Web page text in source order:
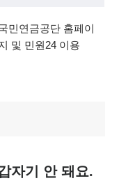
민연금공단 홈페이
및 민원24 이용
자기 안 돼요.